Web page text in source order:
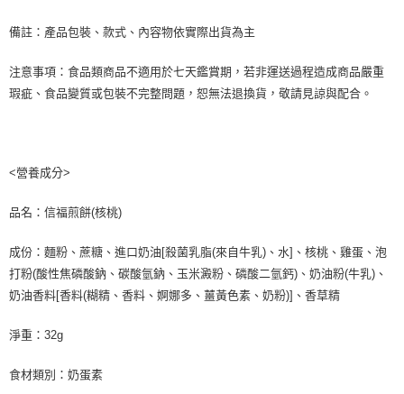
備註：產品包裝、款式、內容物依實際出貨為主
注意事項：食品類商品不適用於七天鑑賞期，若非運送過程造成商品嚴重
瑕疵、食品變質或包裝不完整問題，恕無法退換貨，敬請見諒與配合。
<營養成分>
品名：信福煎餅(核桃)
成份：麵粉、蔗糖、進口奶油[殺菌乳脂(來自牛乳)、水]、核桃、雞蛋、泡
打粉(酸性焦磷酸鈉、碳酸氫鈉、玉米澱粉、磷酸二氫鈣)、奶油粉(牛乳)、
奶油香料[香料(糊精、香料、婀娜多、薑黃色素、奶粉)]、香草精
淨重：32g
食材類別：奶蛋素